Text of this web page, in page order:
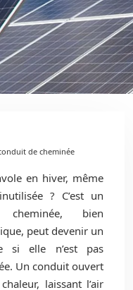
de cheminée
en hiver, même
? C’est un
bien
peut devenir un
si elle n’est pas
Un conduit ouvert
laissant l’air